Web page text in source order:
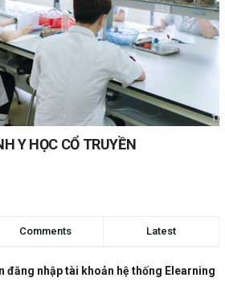
Y HỌC CỔ TRUYỀN
Comments Latest
đăng nhập tài khoản hệ thống Elearning